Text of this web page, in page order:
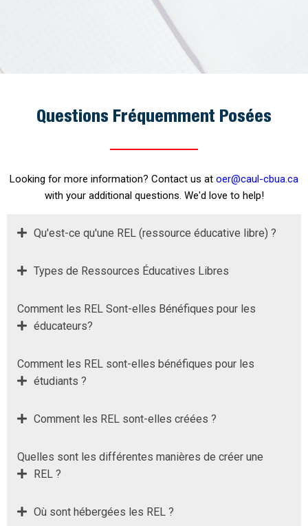
Questions Fréquemment Posées
Looking for more information? Contact us at oer@caul-cbua.ca
with your additional questions. We'd love to help!
Qu'est-ce qu'une REL (ressource éducative libre) ?
Types de Ressources Éducatives Libres
Comment les REL Sont-elles Bénéfiques pour les
éducateurs?
Comment les REL sont-elles bénéfiques pour les
étudiants ?
Comment les REL sont-elles créées ?
Quelles sont les différentes manières de créer une
REL ?
Où sont hébergées les REL ?